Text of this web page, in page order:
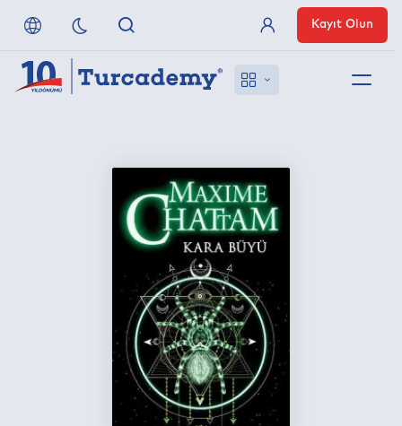
Referanslarımız
Uzaktan Erişim
Anlaşmalı Yayınevleri
Üye Girişi
Kayıt Olun